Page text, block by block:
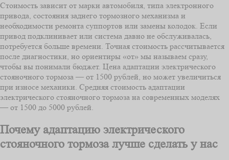
Стоимость зависит от марки автомобиля, типа электронного
привода, состояния заднего тормозного механизма и
необходимости ремонта суппортов или замены колодок. Если
привод подклинивает или система давно не обслуживалась,
потребуется больше времени. Точная стоимость рассчитывается
после диагностики, но ориентиры «от» мы называем сразу,
чтобы вы понимали бюджет. Цена адаптации электрического
стояночного тормоза — от 1500 рублей, но может увеличиться
при износе механики. Средняя стоимость адаптации
электрического стояночного тормоза на современных моделях
— от 1500 до 5000 рублей.
Почему адаптацию электрического
стояночного тормоза лучше сделать у нас